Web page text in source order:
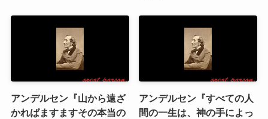
アンデルセン『山から遠ざ
かればますますその本当の
アンデルセン『すべての人
間の一生は、神の手によっ